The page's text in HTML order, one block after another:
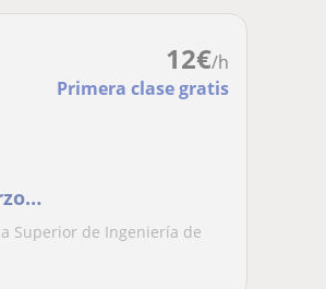
12€/h
Primera clase gratis
Superior de Ingeniería de